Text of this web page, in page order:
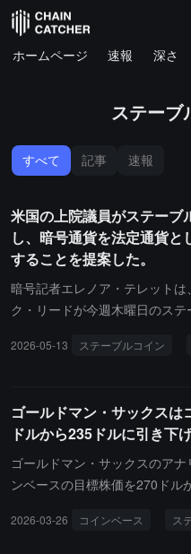
ホームページ 速報 深さ
ステーブ
すべて 記事 速報
米国の上院議員がステーブ
し、暗号通貨を法定通貨
することを提案した。
暗号記者エレノア・テレット
ク・リードが今週木曜日のス
することを提案したと報じてい
は連邦準備制度が暗号通貨企業
ことを目的としています。上
た別の修正案は、銀行による
に盛り込むことを提案していま
2026-05-13 ステーブルコイン
ゴールドマン・サックス
ドルから235ドルに引き下
ゴールドマン・サックスのア
ンベースの目標株価を270ドル
新しい草案に関する報道が出
2026-03-26 コインベース ス